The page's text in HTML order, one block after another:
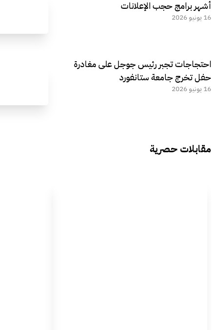
أشهر برامج حجب الإعلانات
16 يونيو 2026
احتجاجات تجبر رئيس جوجل على مغادرة
حفل تخرج جامعة ستانفورد
16 يونيو 2026
مقابلات حصرية